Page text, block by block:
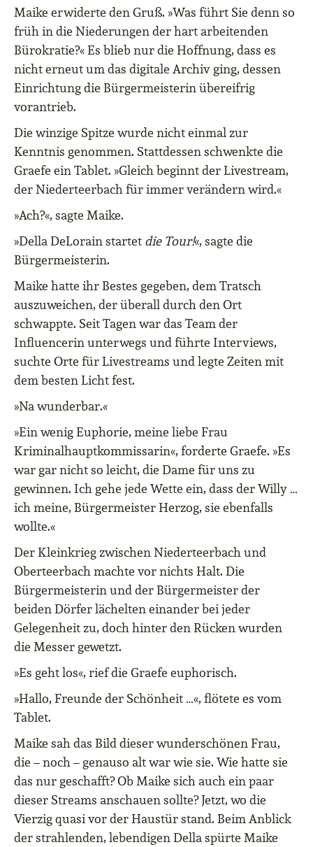
Maike erwiderte den Gruß. »Was führt Sie denn so
früh in die Niederungen der hart arbeitenden
Bürokratie?« Es blieb nur die Hoffnung, dass es
nicht erneut um das digitale Archiv ging, dessen
Einrichtung die Bürgermeisterin übereifrig
vorantrieb.
Die winzige Spitze wurde nicht einmal zur
Kenntnis genommen. Stattdessen schwenkte die
Graefe ein Tablet. »Gleich beginnt der Livestream,
der Niederteerbach für immer verändern wird.«
»Ach?«, sagte Maike.
»Della DeLorain startet die Tour!«, sagte die
Bürgermeisterin.
Maike hatte ihr Bestes gegeben, dem Tratsch
auszuweichen, der überall durch den Ort
schwappte. Seit Tagen war das Team der
Influencerin unterwegs und führte Interviews,
suchte Orte für Livestreams und legte Zeiten mit
dem besten Licht fest.
»Na wunderbar.«
»Ein wenig Euphorie, meine liebe Frau
Kriminalhauptkommissarin«, forderte Graefe. »Es
war gar nicht so leicht, die Dame für uns zu
gewinnen. Ich gehe jede Wette ein, dass der Willy …
ich meine, Bürgermeister Herzog, sie ebenfalls
wollte.«
Der Kleinkrieg zwischen Niederteerbach und
Oberteerbach machte vor nichts Halt. Die
Bürgermeisterin und der Bürgermeister der
beiden Dörfer lächelten einander bei jeder
Gelegenheit zu, doch hinter den Rücken wurden
die Messer gewetzt.
»Es geht los«, rief die Graefe euphorisch.
»Hallo, Freunde der Schönheit …«, flötete es vom
Tablet.
Maike sah das Bild dieser wunderschönen Frau,
die – noch – genauso alt war wie sie. Wie hatte sie
das nur geschafft? Ob Maike sich auch ein paar
dieser Streams anschauen sollte? Jetzt, wo die
Vierzig quasi vor der Haustür stand. Beim Anblick
der strahlenden, lebendigen Della spürte Maike